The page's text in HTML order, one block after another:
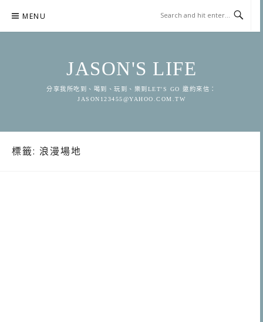
content
MENU
JASON'S LIFE
分享我所吃到、喝到、玩到、樂到LET'S GO 邀約來信：
JASON123455@YAHOO.COM.TW
標籤: 浪漫場地